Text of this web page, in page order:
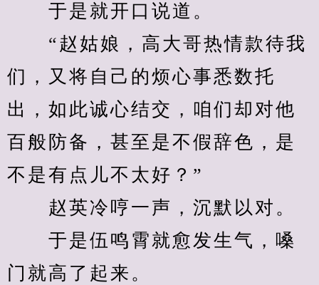
于是就开口说道。
“赵姑娘，高大哥热情款待我
们，又将自己的烦心事悉数托
出，如此诚心结交，咱们却对他
百般防备，甚至是不假辞色，是
不是有点儿不太好？”
赵英冷哼一声，沉默以对。
于是伍鸣霄就愈发生气，嗓
门就高了起来。